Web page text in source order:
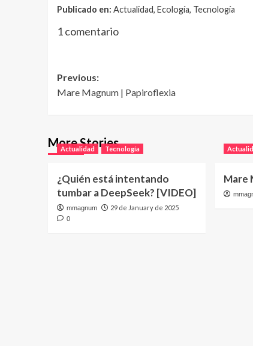
Publicado en: Actualidad, Ecología, Tecnología
1 comentario
Post
navigation
Previous:
Mare Magnum | Papiroflexia
More Stories
Actualidad Tecnología
¿Quién está intentando
tumbar a DeepSeek? [VIDEO]
mmagnum 29 de January de 2025
0
Mare